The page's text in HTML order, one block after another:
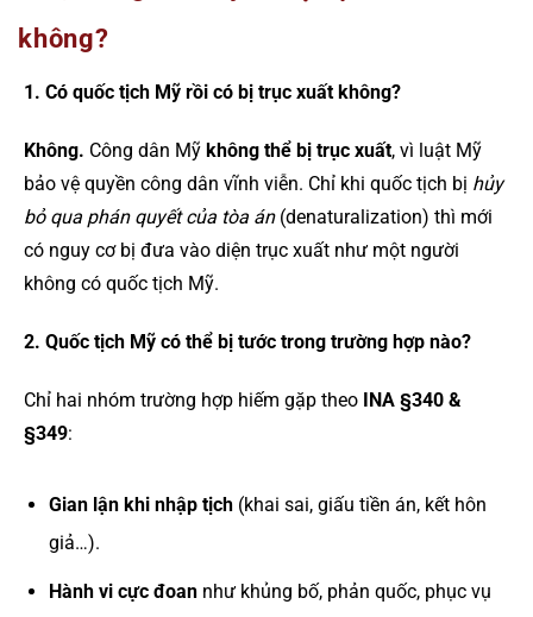
không?
1. Có quốc tịch Mỹ rồi có bị trục xuất không?
Không. Công dân Mỹ không thể bị trục xuất, vì luật Mỹ
bảo vệ quyền công dân vĩnh viễn. Chỉ khi quốc tịch bị hủy
bỏ qua phán quyết của tòa án(denaturalization) thì mới
có nguy cơ bị đưa vào diện trục xuất như một người
không có quốc tịch Mỹ.
2. Quốc tịch Mỹ có thể bị tước trong trường hợp nào?
Chỉ hai nhóm trường hợp hiếm gặp theo INA §340 &
§349:
Gian lận khi nhập tịch(khai sai, giấu tiền án, kết hôn
giả…).
Hành vi cực đoannhư khủng bố, phản quốc, phục vụ